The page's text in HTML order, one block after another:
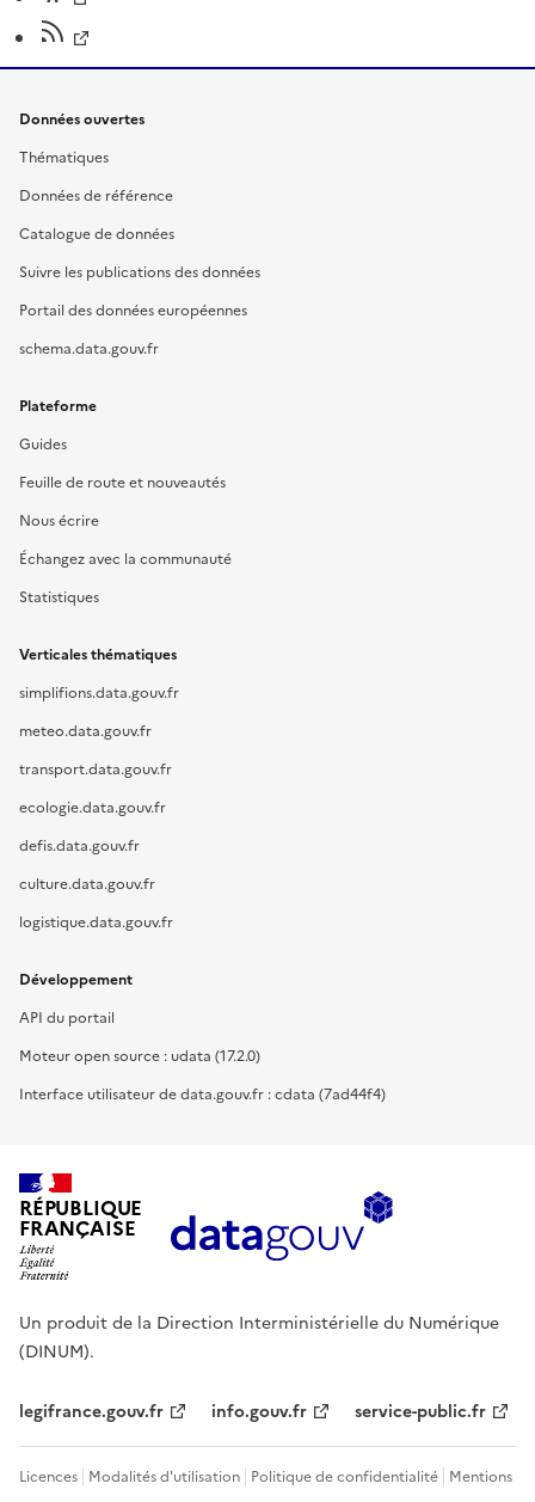
Données ouvertes
Thématiques
Données de référence
Catalogue de données
Suivre les publications des données
Portail des données européennes
schema.data.gouv.fr
Plateforme
Guides
Feuille de route et nouveautés
Nous écrire
Échangez avec la communauté
Statistiques
Verticales thématiques
simplifions.data.gouv.fr
meteo.data.gouv.fr
transport.data.gouv.fr
ecologie.data.gouv.fr
defis.data.gouv.fr
culture.data.gouv.fr
logistique.data.gouv.fr
Développement
API du portail
Moteur open source : udata (17.2.0)
Interface utilisateur de data.gouv.fr : cdata (7ad44f4)
RÉPUBLIQUE
FRANÇAISE
Un produit de la Direction Interministérielle du Numérique
(DINUM).
legifrance.gouv.fr info.gouv.fr service-public.fr
Licences Modalités d'utilisation Politique de confidentialité Mentions